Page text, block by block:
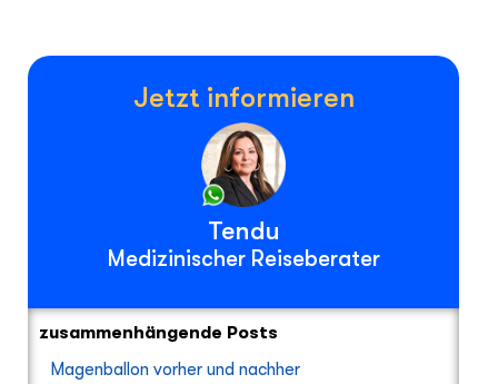
Jetzt informieren
Tendu
Medizinischer Reiseberater
zusammenhängende Posts
Magenballon vorher und nachher